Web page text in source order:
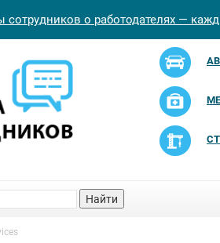
сотрудников о работодателях —
Найти